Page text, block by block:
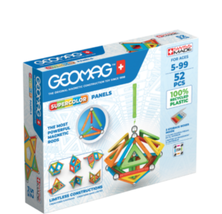
Dodaj u korpu